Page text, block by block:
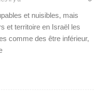
et nuisibles, mais
et territoire en Israël les
comme des être inférieur,